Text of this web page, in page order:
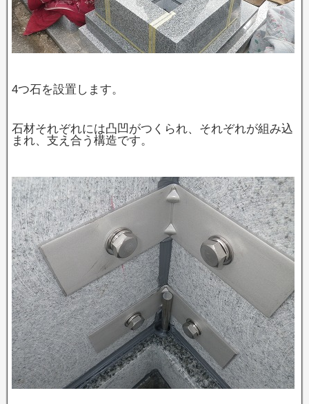
4つ石を設置します。
石材それぞれには凸凹がつくられ、それぞれが組み込
まれ、支え合う構造です。